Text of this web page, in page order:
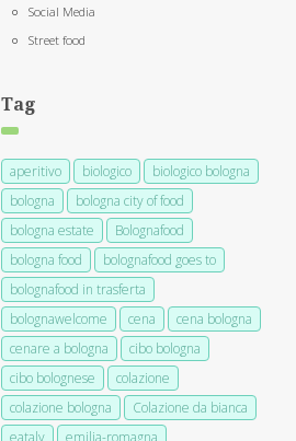
Social Media
Street food
Tag
aperitivo biologico
biologico bologna
bologna
bologna city of food
bologna estate
Bolognafood
bologna food
bolognafood goes to
bolognafood in trasferta
bolognawelcome
cena
cena bologna
cenare a bologna
cibo bologna
cibo bolognese
colazione
colazione bologna
Colazione da bianca
eataly
emilia-romagna